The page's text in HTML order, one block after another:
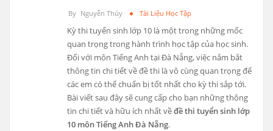
By Nguyễn Thúy Tài Liệu Học Tập
Kỳ thi tuyển sinh lớp 10 là một trong những mốc
quan trọng trong hành trình học tập của học sinh.
Đối với môn Tiếng Anh tại Đà Nẵng, việc nắm bắt
thông tin chi tiết về đề thi là vô cùng quan trọng để
các em có thể chuẩn bị tốt nhất cho kỳ thi sắp tới.
Bài viết sau đây sẽ cung cấp cho bạn những thông
tin chi tiết và hữu ích nhất vềđề thi tuyển sinh lớp
10 môn Tiếng Anh Đà Nẵng.